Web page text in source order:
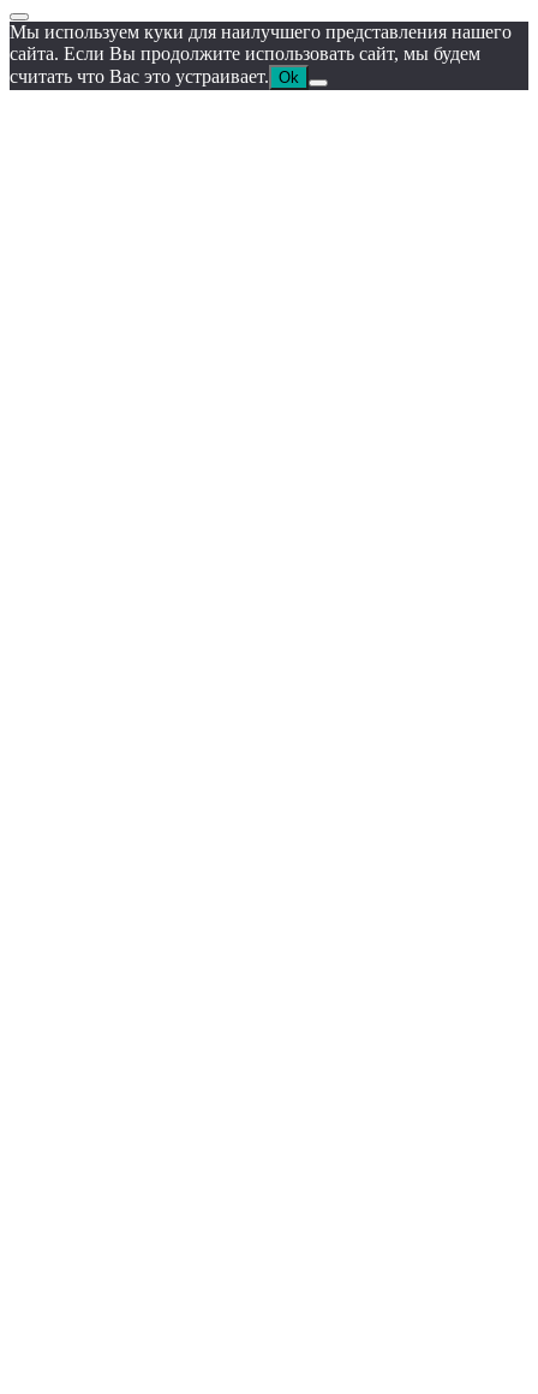
Мы используем куки для наилучшего представления нашего
сайта. Если Вы продолжите использовать сайт, мы будем
считать что Вас это устраивает. Ok